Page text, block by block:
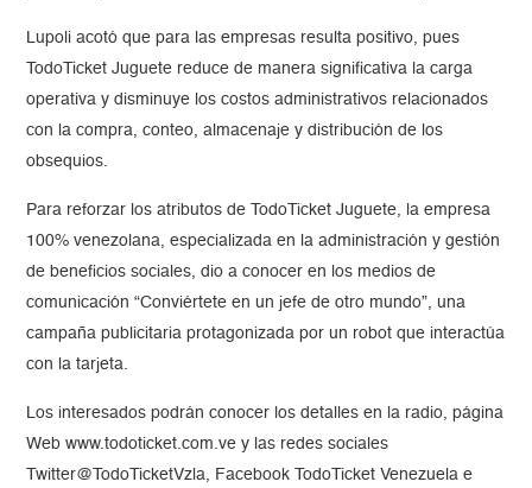
Lupoli acotó que para las empresas resulta positivo, pues
TodoTicket Juguete reduce de manera significativa la carga
operativa y disminuye los costos administrativos relacionados
con la compra, conteo, almacenaje y distribución de los
obsequios.
Para reforzar los atributos de TodoTicket Juguete, la empresa
100% venezolana, especializada en la administración y gestión
de beneficios sociales, dio a conocer en los medios de
comunicación “Conviértete en un jefe de otro mundo”, una
campaña publicitaria protagonizada por un robot que interactúa
con la tarjeta.
Los interesados podrán conocer los detalles en la radio, página
Web www.todoticket.com.ve y las redes sociales
Twitter@TodoTicketVzla, Facebook TodoTicket Venezuela e